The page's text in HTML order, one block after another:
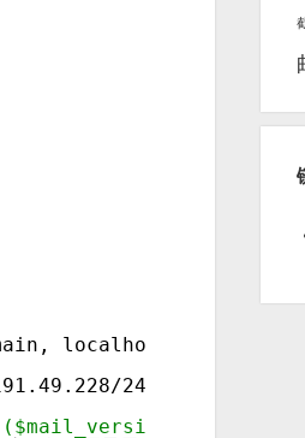
localhost,$mydomain
/24
　 ← 找到这一